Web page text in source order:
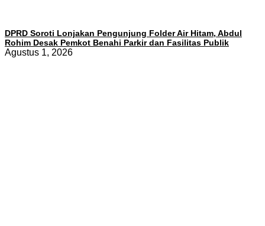
DPRD Soroti Lonjakan Pengunjung Folder Air Hitam, Abdul
Rohim Desak Pemkot Benahi Parkir dan Fasilitas Publik
Agustus 1, 2026